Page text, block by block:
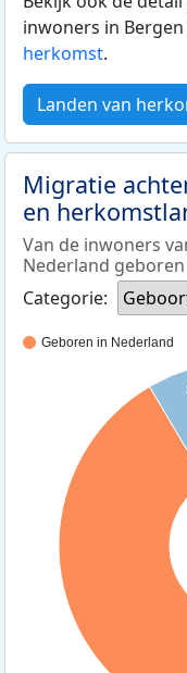
inwoners in
herkomst.
Landen van
Migratie
en
Van de inwoners
Nederland geboren
Categorie:
Geboren in Nederland